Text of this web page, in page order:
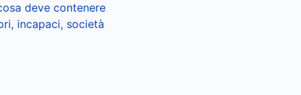
deve contenere
incapaci, società